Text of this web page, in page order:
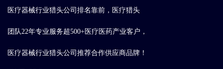
医疗器械行业猎头公司排名靠前，医疗猎头
团队22年专业服务超500+医疗医药产业客户，
医疗器械行业猎头公司推荐合作供应商品牌！